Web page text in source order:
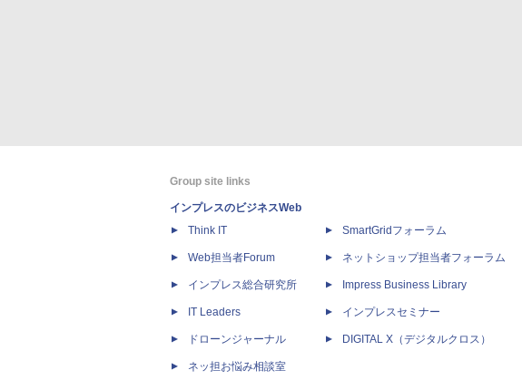
Group site links
インプレスのビジネスWeb
Think IT
Web担当者Forum
インプレス総合研究所
IT Leaders
ドローンジャーナル
ネッ担お悩み相談室
SmartGridフォーラム
ネットショップ担当者フォーラム
Impress Business Library
インプレスセミナー
DIGITAL X（デジタルクロス）